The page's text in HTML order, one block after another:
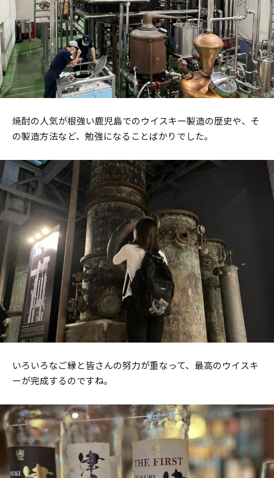
焼酎の人気が根強い鹿児島でのウイスキー製造の歴史や、そ
の製造方法など、勉強になることばかりでした。
いろいろなご縁と皆さんの努力が重なって、最高のウイスキ
ーが完成するのですね。